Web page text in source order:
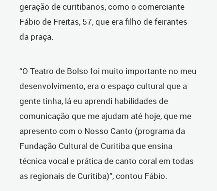
geração de curitibanos, como o comerciante
Fábio de Freitas, 57, que era filho de feirantes
da praça.
“O Teatro de Bolso foi muito importante no meu
desenvolvimento, era o espaço cultural que a
gente tinha, lá eu aprendi habilidades de
comunicação que me ajudam até hoje, que me
apresento com o Nosso Canto (programa da
Fundação Cultural de Curitiba que ensina
técnica vocal e prática de canto coral em todas
as regionais de Curitiba)”, contou Fábio.